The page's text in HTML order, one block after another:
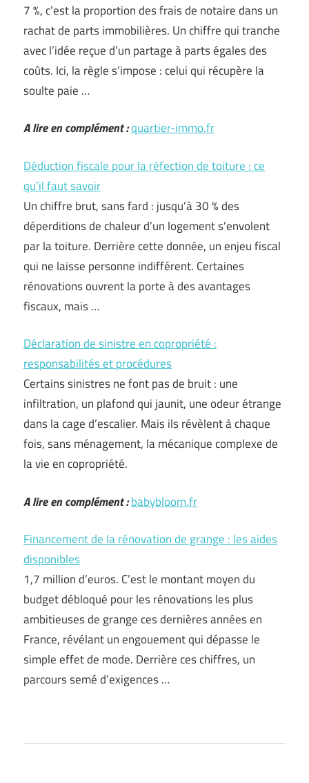
7 %, c’est la proportion des frais de notaire dans un
rachat de parts immobilières. Un chiffre qui tranche
avec l’idée reçue d’un partage à parts égales des
coûts. Ici, la règle s’impose : celui qui récupère la
soulte paie …
A lire en complément :quartier-immo.fr
Déduction fiscale pour la réfection de toiture : ce
qu’il faut savoir
Un chiffre brut, sans fard : jusqu’à 30 % des
déperditions de chaleur d’un logement s’envolent
par la toiture. Derrière cette donnée, un enjeu fiscal
qui ne laisse personne indifférent. Certaines
rénovations ouvrent la porte à des avantages
fiscaux, mais …
Déclaration de sinistre en copropriété :
responsabilités et procédures
Certains sinistres ne font pas de bruit : une
infiltration, un plafond qui jaunit, une odeur étrange
dans la cage d’escalier. Mais ils révèlent à chaque
fois, sans ménagement, la mécanique complexe de
la vie en copropriété.
A lire en complément :babybloom.fr
Financement de la rénovation de grange : les aides
disponibles
1,7 million d’euros. C’est le montant moyen du
budget débloqué pour les rénovations les plus
ambitieuses de grange ces dernières années en
France, révélant un engouement qui dépasse le
simple effet de mode. Derrière ces chiffres, un
parcours semé d’exigences …